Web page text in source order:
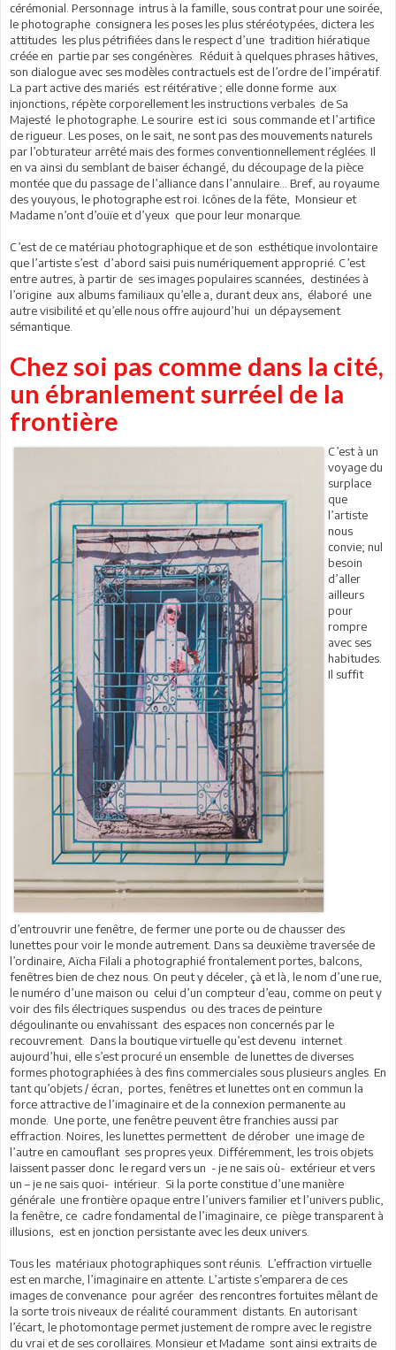
cérémonial. Personnage intrus à la famille, sous contrat pour une soirée,
le photographe consignera les poses les plus stéréotypées, dictera les
attitudes les plus pétrifiées dans le respect d’une tradition hiératique
créée en partie par ses congénères. Réduit à quelques phrases hâtives,
son dialogue avec ses modèles contractuels est de l’ordre de l’impératif.
La part active des mariés est réitérative ; elle donne forme aux
injonctions, répète corporellement les instructions verbales de Sa
Majesté le photographe. Le sourire est ici sous commande et l’artifice
de rigueur. Les poses, on le sait, ne sont pas des mouvements naturels
par l’obturateur arrêté mais des formes conventionnellement réglées. Il
en va ainsi du semblant de baiser échangé, du découpage de la pièce
montée que du passage de l’alliance dans l’annulaire… Bref, au royaume
des youyous, le photographe est roi. Icônes de la fête, Monsieur et
Madame n’ont d’ouïe et d’yeux que pour leur monarque.
C’est de ce matériau photographique et de son esthétique involontaire
que l’artiste s’est d’abord saisi puis numériquement approprié. C’est
entre autres, à partir de ses images populaires scannées, destinées à
l’origine aux albums familiaux qu’elle a, durant deux ans, élaboré une
autre visibilité et qu’elle nous offre aujourd’hui un dépaysement
sémantique.
Chez soi pas comme dans la cité,
un ébranlement surréel de la
frontière
C’est à un
voyage du
surplace
que
l’artiste
nous
convie; nul
besoin
d’aller
ailleurs
pour
rompre
avec ses
habitudes.
Il suffit
d’entrouvrir une fenêtre, de fermer une porte ou de chausser des
lunettes pour voir le monde autrement. Dans sa deuxième traversée de
l’ordinaire, Aïcha Filali a photographié frontalement portes, balcons,
fenêtres bien de chez nous. On peut y déceler, çà et là, le nom d’une rue,
le numéro d’une maison ou celui d’un compteur d’eau, comme on peut y
voir des fils électriques suspendus ou des traces de peinture
dégoulinante ou envahissant des espaces non concernés par le
recouvrement. Dans la boutique virtuelle qu’est devenu internet
aujourd’hui, elle s’est procuré un ensemble de lunettes de diverses
formes photographiées à des fins commerciales sous plusieurs angles. En
tant qu’objets / écran, portes, fenêtres et lunettes ont en commun la
force attractive de l’imaginaire et de la connexion permanente au
monde. Une porte, une fenêtre peuvent être franchies aussi par
effraction. Noires, les lunettes permettent de dérober une image de
l’autre en camouflant ses propres yeux. Différemment, les trois objets
laissent passer donc le regard vers un - je ne sais où- extérieur et vers
un – je ne sais quoi- intérieur. Si la porte constitue d’une manière
générale une frontière opaque entre l’univers familier et l’univers public,
la fenêtre, ce cadre fondamental de l’imaginaire, ce piège transparent à
illusions, est en jonction persistante avec les deux univers.
Tous les matériaux photographiques sont réunis. L’effraction virtuelle
est en marche, l’imaginaire en attente. L’artiste s’emparera de ces
images de convenance pour agréer des rencontres fortuites mêlant de
la sorte trois niveaux de réalité couramment distants. En autorisant
l’écart, le photomontage permet justement de rompre avec le registre
du vrai et de ses corollaires. Monsieur et Madame sont ainsi extraits de